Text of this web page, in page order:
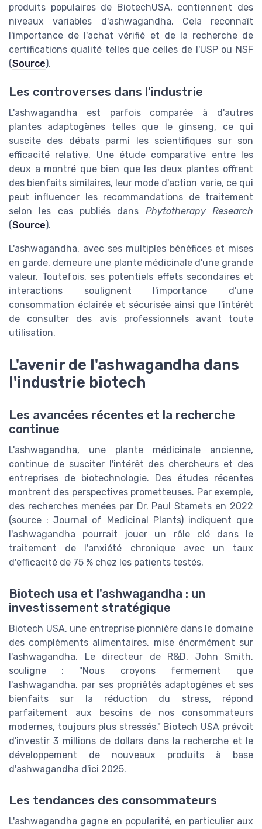
produits populaires de BiotechUSA, contiennent des
niveaux variables d'ashwagandha. Cela reconnaît
l'importance de l'achat vérifié et de la recherche de
certifications qualité telles que celles de l'USP ou NSF
(Source).
Les controverses dans l'industrie
L'ashwagandha est parfois comparée à d'autres
plantes adaptogènes telles que le ginseng, ce qui
suscite des débats parmi les scientifiques sur son
efficacité relative. Une étude comparative entre les
deux a montré que bien que les deux plantes offrent
des bienfaits similaires, leur mode d'action varie, ce qui
peut influencer les recommandations de traitement
selon les cas publiés dans Phytotherapy Research
(Source).
L'ashwagandha, avec ses multiples bénéfices et mises
en garde, demeure une plante médicinale d'une grande
valeur. Toutefois, ses potentiels effets secondaires et
interactions soulignent l'importance d'une
consommation éclairée et sécurisée ainsi que l'intérêt
de consulter des avis professionnels avant toute
utilisation.
L'avenir de l'ashwagandha dans
l'industrie biotech
Les avancées récentes et la recherche
continue
L'ashwagandha, une plante médicinale ancienne,
continue de susciter l'intérêt des chercheurs et des
entreprises de biotechnologie. Des études récentes
montrent des perspectives prometteuses. Par exemple,
des recherches menées par Dr. Paul Stamets en 2022
(source : Journal of Medicinal Plants) indiquent que
l'ashwagandha pourrait jouer un rôle clé dans le
traitement de l'anxiété chronique avec un taux
d'efficacité de 75 % chez les patients testés.
Biotech usa et l'ashwagandha : un
investissement stratégique
Biotech USA, une entreprise pionnière dans le domaine
des compléments alimentaires, mise énormément sur
l'ashwagandha. Le directeur de R&D, John Smith,
souligne : "Nous croyons fermement que
l'ashwagandha, par ses propriétés adaptogènes et ses
bienfaits sur la réduction du stress, répond
parfaitement aux besoins de nos consommateurs
modernes, toujours plus stressés." Biotech USA prévoit
d'investir 3 millions de dollars dans la recherche et le
développement de nouveaux produits à base
d'ashwagandha d'ici 2025.
Les tendances des consommateurs
L'ashwagandha gagne en popularité, en particulier aux